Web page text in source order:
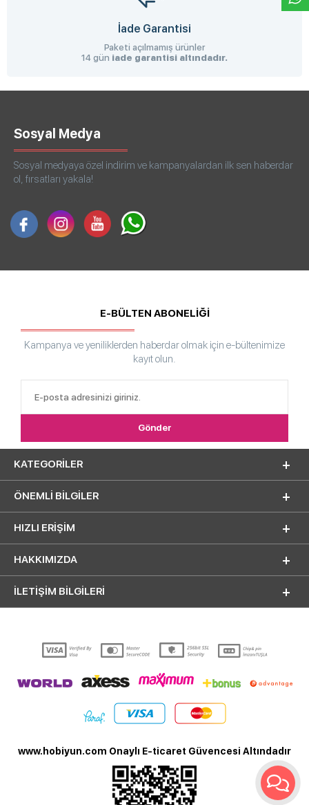
İade Garantisi
Paketi açılmamış ürünler
14 gün iade garantisi altındadır.
Sosyal Medya
Sosyal medyaya özel indirim ve kampanyalardan ilk sen haberdar
ol, fırsatları yakala!
E-BÜLTEN ABONELİĞİ
Kampanya ve yeniliklerden haberdar olmak için e-bültenimize
kayıt olun.
KATEGORILER
ÖNEMLI BILGILER
HIZLI ERIŞIM
HAKKIMIZDA
İLETİŞİM BİLGİLERİ
www.hobiyun.com Onaylı E-ticaret Güvencesi Altındadır